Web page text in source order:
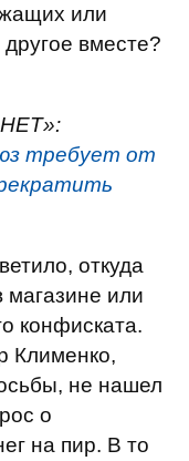
или
вместе?
требует от
откуда
магазине или
конфиската.
Клименко,
не нашел
о
на пир. В то